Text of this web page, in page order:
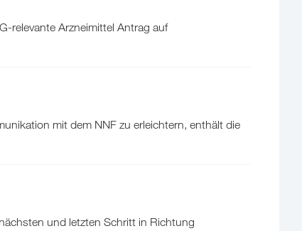
relevante Arzneimittel Antrag auf
mit dem NNF zu erleichtern, enthält die
und letzten Schritt in Richtung